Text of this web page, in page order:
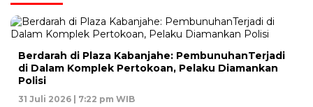
Berdarah di Plaza Kabanjahe: PembunuhanTerjadi
di Dalam Komplek Pertokoan, Pelaku Diamankan
Polisi
31 Juli 2026 | 7:22 pm WIB